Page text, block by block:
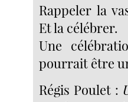
Rappeler la
Et la célébrer.
Une
pourrait être
Régis Poulet :